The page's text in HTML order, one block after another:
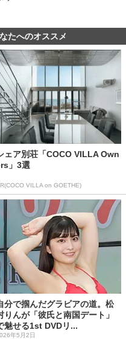
たへのオススメ
ェア別荘「COCO VILLA Own
」3選
VILLA on GOETHE)
分で掴んだグラビアの道。松
りんが「彼氏と南国デート」
魅せる1st DVDリ...
年5月2日